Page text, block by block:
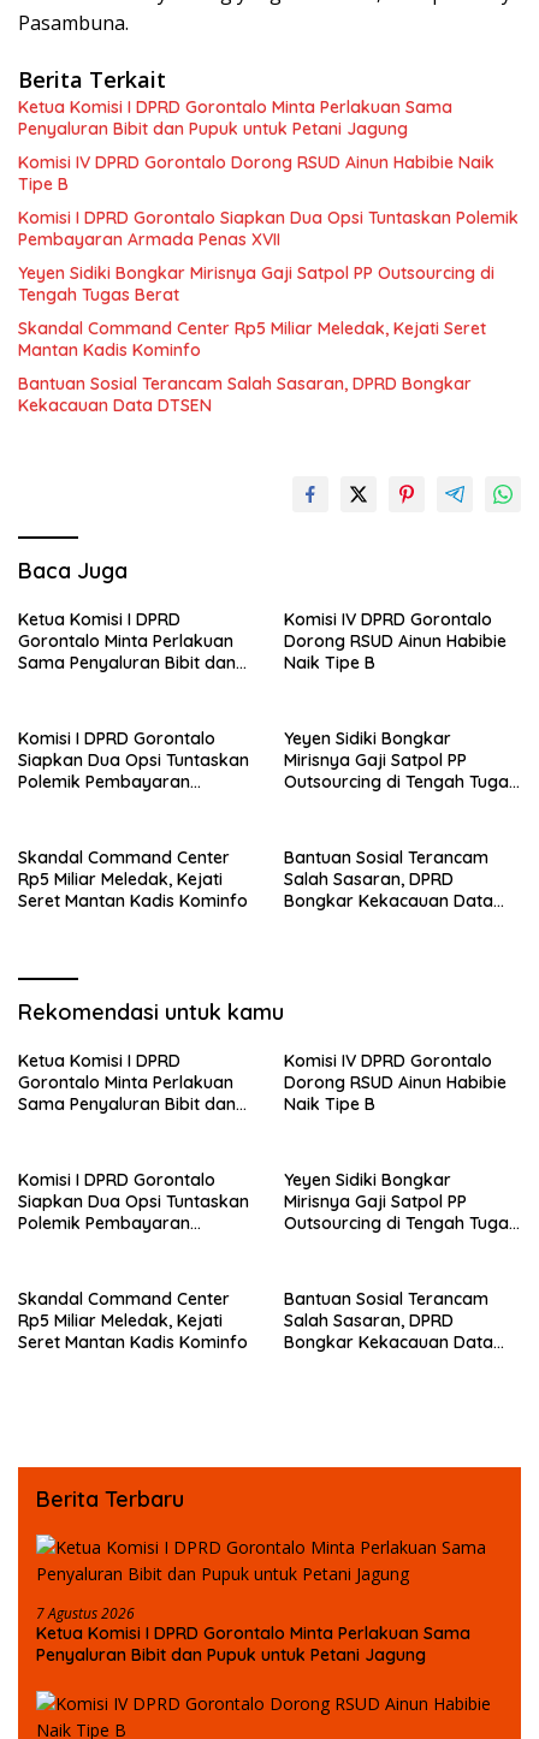
Pasambuna.
Berita Terkait
Ketua Komisi I DPRD Gorontalo Minta Perlakuan Sama
Penyaluran Bibit dan Pupuk untuk Petani Jagung
Komisi IV DPRD Gorontalo Dorong RSUD Ainun Habibie Naik
Tipe B
Komisi I DPRD Gorontalo Siapkan Dua Opsi Tuntaskan Polemik
Pembayaran Armada Penas XVII
Yeyen Sidiki Bongkar Mirisnya Gaji Satpol PP Outsourcing di
Tengah Tugas Berat
Skandal Command Center Rp5 Miliar Meledak, Kejati Seret
Mantan Kadis Kominfo
Bantuan Sosial Terancam Salah Sasaran, DPRD Bongkar
Kekacauan Data DTSEN
Baca Juga
Ketua Komisi I DPRD
Gorontalo Minta Perlakuan
Sama Penyaluran Bibit dan
Komisi IV DPRD Gorontalo
Dorong RSUD Ainun Habibie
Naik Tipe B
Komisi I DPRD Gorontalo
Siapkan Dua Opsi Tuntaskan
Polemik Pembayaran
Yeyen Sidiki Bongkar
Mirisnya Gaji Satpol PP
Outsourcing di Tengah Tugas
Skandal Command Center
Rp5 Miliar Meledak, Kejati
Seret Mantan Kadis Kominfo
Bantuan Sosial Terancam
Salah Sasaran, DPRD
Bongkar Kekacauan Data
Rekomendasi untuk kamu
Ketua Komisi I DPRD
Gorontalo Minta Perlakuan
Sama Penyaluran Bibit dan
Komisi IV DPRD Gorontalo
Dorong RSUD Ainun Habibie
Naik Tipe B
Komisi I DPRD Gorontalo
Siapkan Dua Opsi Tuntaskan
Polemik Pembayaran
Yeyen Sidiki Bongkar
Mirisnya Gaji Satpol PP
Outsourcing di Tengah Tugas
Skandal Command Center
Rp5 Miliar Meledak, Kejati
Seret Mantan Kadis Kominfo
Bantuan Sosial Terancam
Salah Sasaran, DPRD
Bongkar Kekacauan Data
Berita Terbaru
7 Agustus 2026
Ketua Komisi I DPRD Gorontalo Minta Perlakuan Sama
Penyaluran Bibit dan Pupuk untuk Petani Jagung